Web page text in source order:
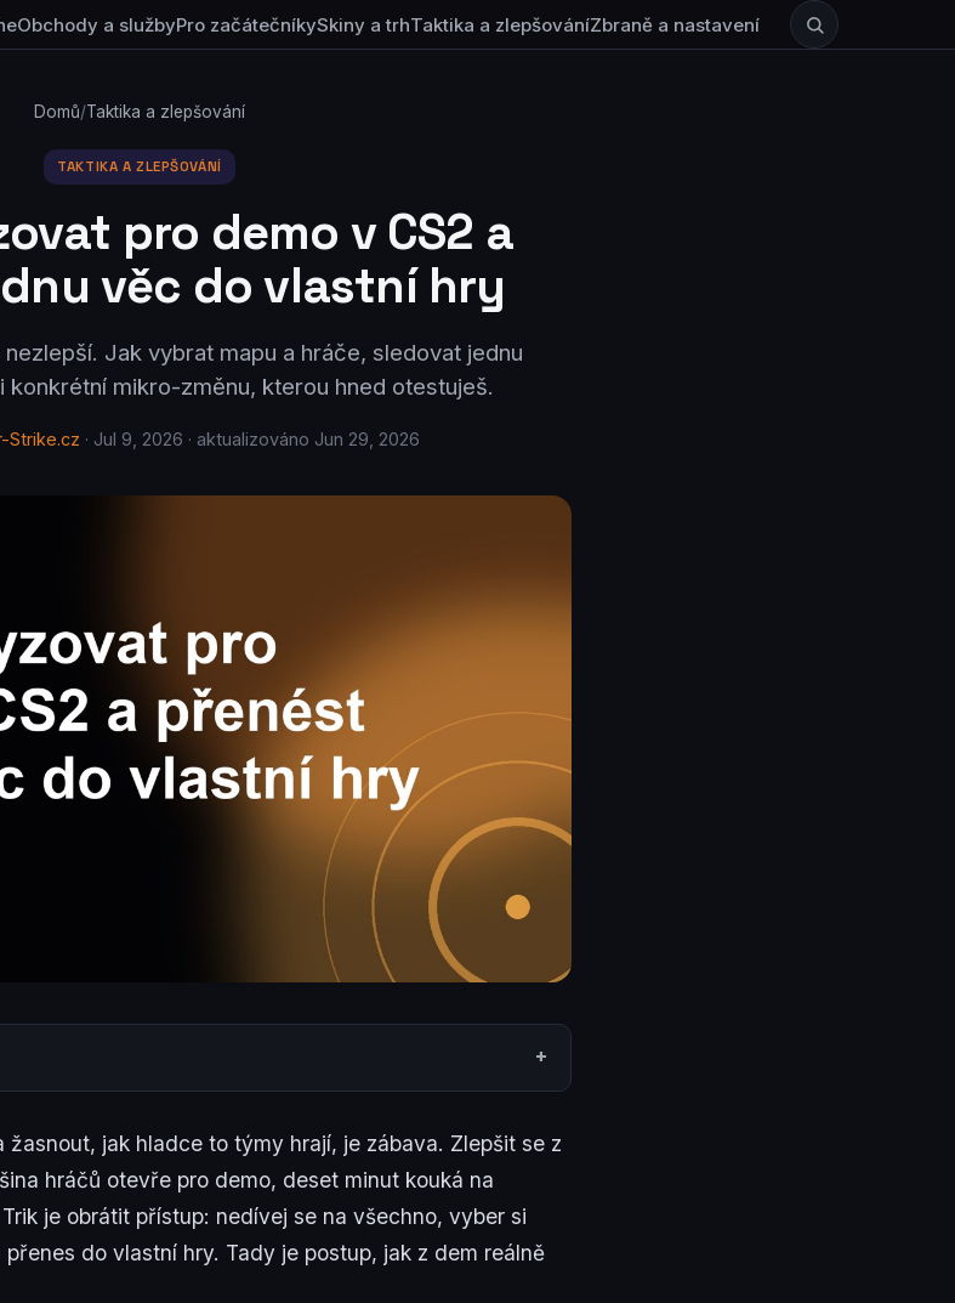
Obchody a službyPro začátečníkySkiny a trhTaktika a zlepšováníZbraně a nastavení
Domů/Taktika a zlepšování
TAKTIKA A ZLEPŠOVÁNÍ
pro demo v CS2 a
věc do vlastní hry
Jak vybrat mapu a hráče, sledovat jednu
konkrétní mikro-změnu, kterou hned otestuješ.
Strike.cz · Jul 9, 2026 · aktualizováno Jun 29, 2026
žasnout, jak hladce to týmy hrají, je zábava. Zlepšit se z
hráčů otevře pro demo, deset minut kouká na
je obrátit přístup: nedívej se na všechno, vyber si
přenes do vlastní hry. Tady je postup, jak z dem reálně